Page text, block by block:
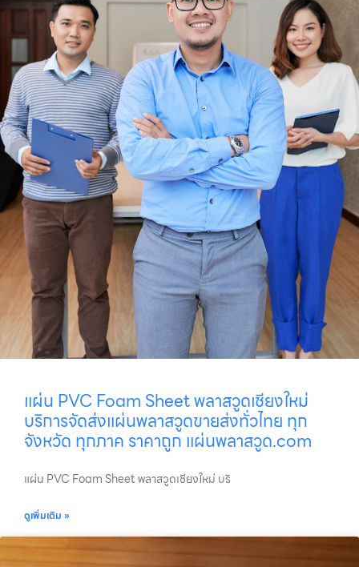
แผ่น PVC Foam Sheet พลาสวูดเชียงใหม่
บริการจัดส่งแผ่นพลาสวูดขายส่งทั่วไทย ทุก
จังหวัด ทุกภาค ราคาถูก แผ่นพลาสวูด.com
แผ่น PVC Foam Sheet พลาสวูดเชียงใหม่ บริ
ดูเพิ่มเติม »